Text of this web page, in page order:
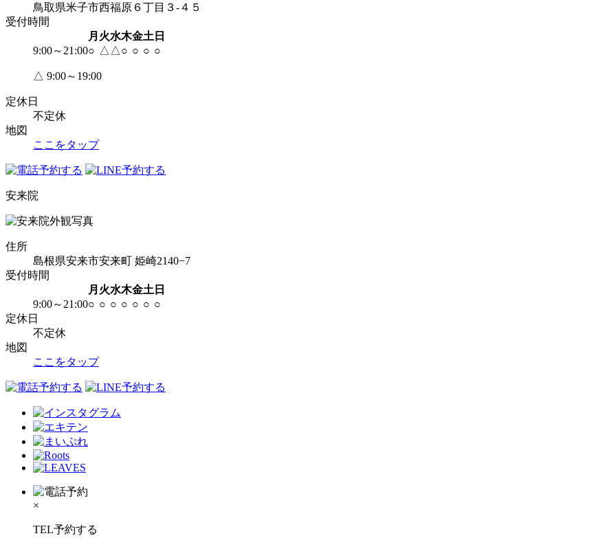
鳥取県米子市西福原６丁目３-４５
受付時間
月 火水木金土 日
9:00～21:00○ △ △○ ○ ○ ○
△ 9:00～19:00
定休日
不定休
地図
ここをタップ
安来院
住所
島根県安来市安来町 姫崎2140−7
受付時間
月 火水木金土 日
9:00～21:00○ ○ ○ ○ ○ ○ ○
定休日
不定休
地図
ここをタップ
×
TEL予約する